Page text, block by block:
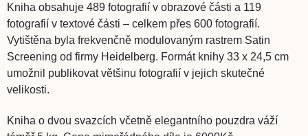
Kniha obsahuje 489 fotografií v obrazové části a 119
fotografií v textové části – celkem přes 600 fotografií.
Vytištěna byla frekvenčně modulovaným rastrem Satin
Screening od firmy Heidelberg. Formát knihy 33 x 24,5 cm
umožnil publikovat většinu fotografií v jejich skutečné
velikosti.
Kniha o dvou svazcích včetně elegantního pouzdra váží